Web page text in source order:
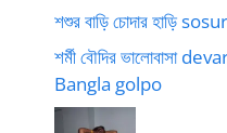
শশুর বাড়ি চোদার হাড়ি
শর্মী বৌদির ভালোবাসা
Bangla golpo